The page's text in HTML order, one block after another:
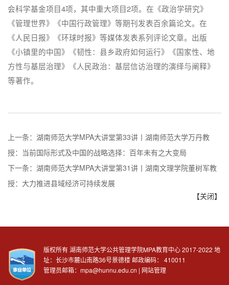
会科学基金项目4项，其中重大项目2项。在《政治学研究》
《管理世界》《中国行政管理》等期刊发表百余篇论文。在
《人民日报》《环球时报》等媒体发表系列评论文章。出版
《小镇里的中国》《韧性：县乡政府如何运行》《国家性、地
方性与基层治理》《人民政治：基层信访治理的演绎与阐释》
等著作。
上一条： 湖南师范大学MPA大讲堂第33讲丨湖南师范大学万丹教
授：当前国际形式及中国的战略选择：百年未有之大变局
下一条： 湖南师范大学MPA大讲堂第31讲丨湖南文理学院董树军教
授：大力推进县域经济可持续发展
【关闭】
版权所有 湖南师范大学公共管理学院MPA教育中心 2017-2022 地
址：长沙市麓山南路36号景德楼 邮政编码： 410011
管理员邮箱：mpa@hunnu.edu.cn | 网站管理